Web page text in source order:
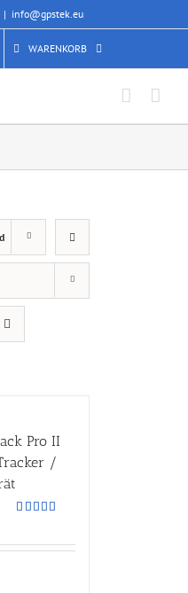
| info@gpstek.eu
WARENKORB
Pro II
/
von 5